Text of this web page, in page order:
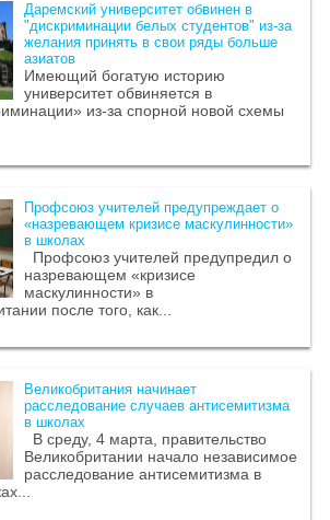
Даремский университет обвинен в
"дискриминации белых студентов" из-за
желания принять в свои ряды больше
азиатов
Имеющий богатую историю
университет обвиняется в
из-за спорной новой схемы
Профсоюз учителей предупреждает о
«назревающем кризисе маскулинности»
в школах
Профсоюз учителей предупредил о
назревающем «кризисе
маскулинности» в
после того, как...
Великобритания начинает
расследование случаев антисемитизма
в школах
В среду, 4 марта, правительство
Великобритании начало независимое
расследование антисемитизма в